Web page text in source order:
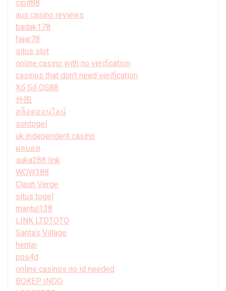
cipit88
aus casino reviews
badak178
fajar78
situs slot
online casino with no verification
casinos that don't need verification
Xổ Số QS88
外围
สล็อตออนไลน์
sontogel
uk independent casino
ผลบอล
suka288 link
WOW388
Clash Verge
situs togel
mantul138
LINK LTDTOTO
Santa’s Village
hentai
pos4d
online casinos no id needed
BOKEP INDO